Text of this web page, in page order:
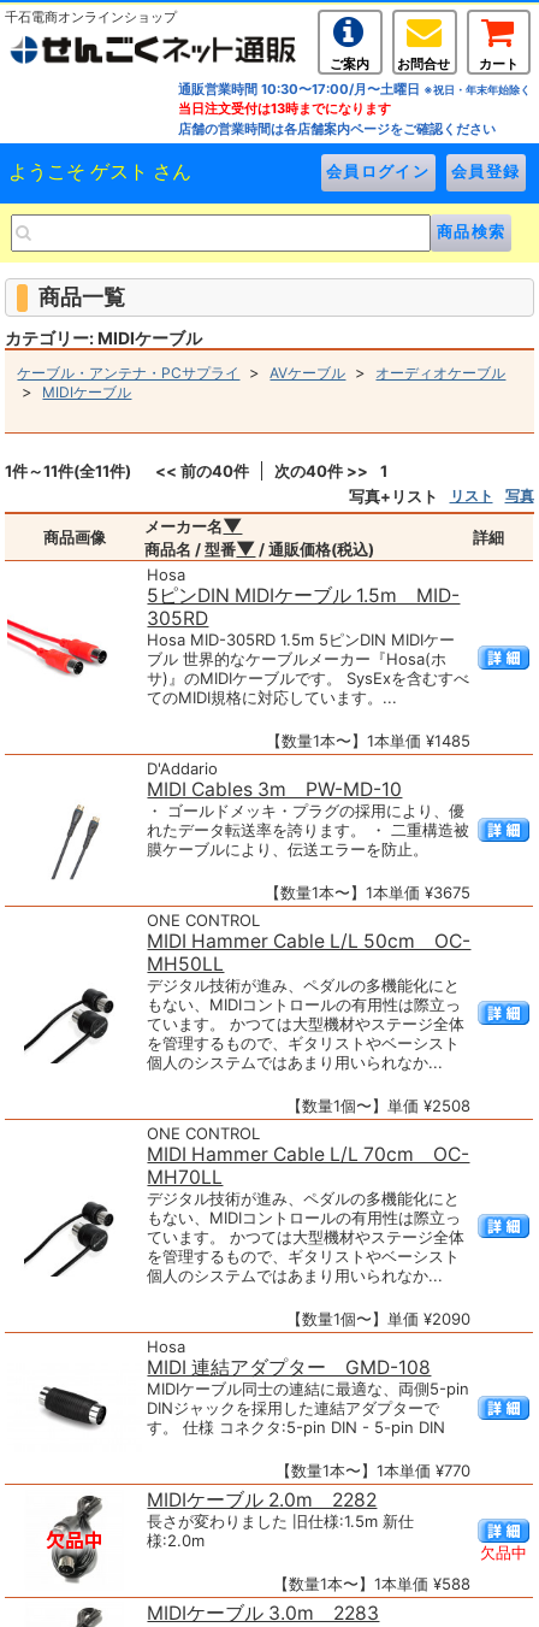
千石電商オンラインショップ
ご案内 お問合せ
カート
通販営業時間 10:30〜17:00/月〜土曜日 ※祝日・年末年始除く
当日注文受付は13時までになります
店舗の営業時間は各店舗案内ページをご確認ください
ようこそ ゲスト さん
商品一覧
カテゴリー: MIDIケーブル
ケーブル・アンテナ・PCサプライ >AVケーブル > オーディオケーブル
> MIDIケーブル
1件～11件(全11件) << 前の40件 次の40件 >>
1
写真+リスト
リスト 写真
商品画像
メーカー名▼
商品名 / 型番▼ / 通販価格(税込)
詳細
Hosa
5ピンDIN MIDIケーブル 1.5m MID-
305RD
Hosa MID-305RD 1.5m 5ピンDIN MIDIケー
ブル 世界的なケーブルメーカー『Hosa(ホ
サ)』のMIDIケーブルです。 SysExを含むすべ
てのMIDI規格に対応しています。...
【数量1本〜】1本単価 ¥1485
D'Addario
MIDI Cables 3m PW-MD-10
・ ゴールドメッキ・プラグの採用により、優
れたデータ転送率を誇ります。 ・ 二重構造被
膜ケーブルにより、伝送エラーを防止。
【数量1本〜】1本単価 ¥3675
ONE CONTROL
MIDI Hammer Cable L/L 50cm OC-
MH50LL
デジタル技術が進み、ペダルの多機能化にと
もない、MIDIコントロールの有用性は際立っ
ています。 かつては大型機材やステージ全体
を管理するもので、ギタリストやベーシスト
個人のシステムではあまり用いられなか...
【数量1個〜】単価 ¥2508
ONE CONTROL
MIDI Hammer Cable L/L 70cm OC-
MH70LL
デジタル技術が進み、ペダルの多機能化にと
もない、MIDIコントロールの有用性は際立っ
ています。 かつては大型機材やステージ全体
を管理するもので、ギタリストやベーシスト
個人のシステムではあまり用いられなか...
【数量1個〜】単価 ¥2090
Hosa
MIDI 連結アダプター GMD-108
MIDIケーブル同士の連結に最適な、両側5-pin
DINジャックを採用した連結アダプターで
す。 仕様 コネクタ:5-pin DIN - 5-pin DIN
【数量1本〜】1本単価 ¥770
MIDIケーブル 2.0m 2282
長さが変わりました 旧仕様:1.5m 新仕
様:2.0m
【数量1本〜】1本単価 ¥588
欠品中
MIDIケーブル 3.0m 2283